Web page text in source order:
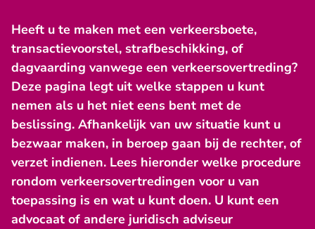
Heeft u te maken met een verkeersboete,
transactievoorstel, strafbeschikking, of
dagvaarding vanwege een verkeersovertreding?
Deze pagina legt uit welke stappen u kunt
nemen als u het niet eens bent met de
beslissing. Afhankelijk van uw situatie kunt u
bezwaar maken, in beroep gaan bij de rechter, of
verzet indienen. Lees hieronder welke procedure
rondom verkeersovertredingen voor u van
toepassing is en wat u kunt doen. U kunt een
advocaat of andere juridisch adviseur